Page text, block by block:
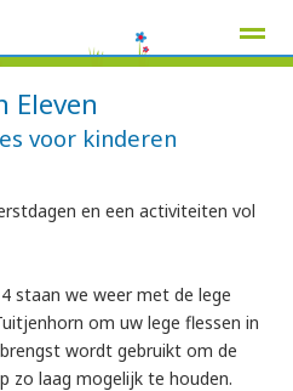
Eleven
voor kinderen
en een activiteiten vol
staan we weer met de lege
om uw lege flessen in
wordt gebruikt om de
zo laag mogelijk te houden.